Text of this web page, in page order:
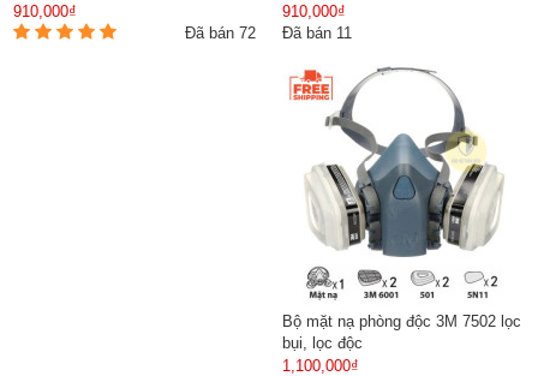
910,000₫
Đã bán 72
910,000₫
Đã bán 11
Bộ mặt nạ phòng độc 3M 7502 lọc
bụi, lọc độc
1,100,000₫